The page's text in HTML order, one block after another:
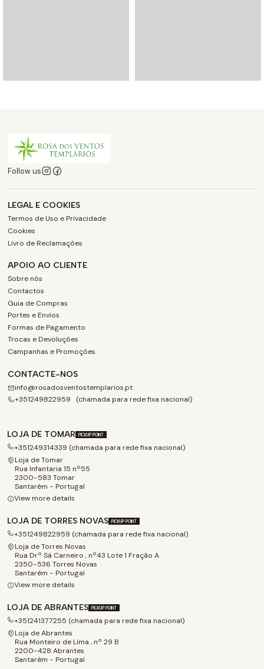
Follow us
LEGAL E COOKIES
Termos de Uso e Privacidade
Cookies
Livro de Reclamações
APOIO AO CLIENTE
Sobre nós
Contactos
Guia de Compras
Portes e Envios
Formas de Pagamento
Trocas e Devoluções
Campanhas e Promoções
CONTACTE-NOS
info@rosadosventostemplarios.pt
+351249822959 (chamada para rede fixa nacional)
LOJA DE TOMAR PICKUP POINT
+351249314339 (chamada para rede fixa nacional)
Loja de Tomar
Rua Infantaria 15 nº55
2300-583 Tomar
Santarém - Portugal
View more details
LOJA DE TORRES NOVAS PICKUP POINT
+351249822959 (chamada para rede fixa nacional)
Loja de Torres Novas
Rua Drº Sá Carneiro , nº43 Lote 1 Fração A
2350-536 Torres Novas
Santarém - Portugal
View more details
LOJA DE ABRANTES PICKUP POINT
+351241377255 (chamada para rede fixa nacional)
Loja de Abrantes
Rua Monteiro de Lima , nº 29 B
2200-428 Abrantes
Santarém - Portugal